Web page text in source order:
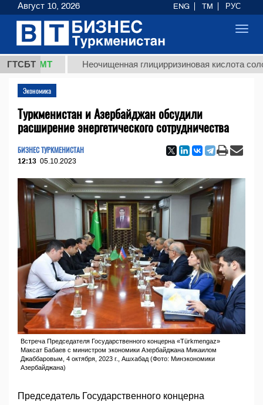
ГТСБТ
ТМТ Неочищенная глицирризиновая кислота
Экономика
Туркменистан и Азербайджан обсудили
расширение энергетического сотрудничества
БИЗНЕС ТУРКМЕНИСТАН
12:13 05.10.2023
Встреча Председателя Государственного концерна «Türkmengaz»
Максат Бабаев с министром экономики Азербайджана Микаилом
Джаббаровым, 4 октября, 2023 г., Ашхабад (Фото: Минэкономики
Азербайджана)
Председатель Государственного концерна
Август 10, 2026 ENG TM РУС